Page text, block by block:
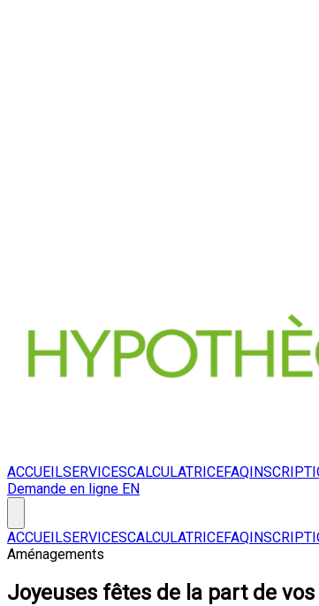
ACCUEILSERVICESCALCULATRICEFAQ
Demande en ligne EN
ACCUEILSERVICESCALCULATRICEFAQ
Aménagements
Joyeuses fêtes de la part de